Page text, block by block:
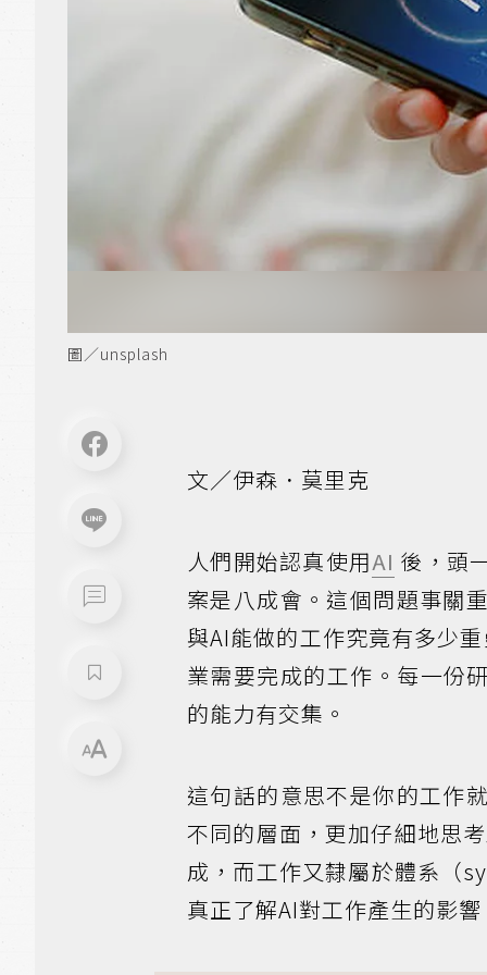
圖／unsplash
文／伊森．莫里克
人們開始認真使用AI 後，頭
案是八成會。這個問題事關
與AI能做的工作究竟有多少
業需要完成的工作。每一份
的能力有交集。
這句話的意思不是你的工作
不同的層面，更加仔細地思
成，而工作又隸屬於體系（
真正了解AI對工作產生的影